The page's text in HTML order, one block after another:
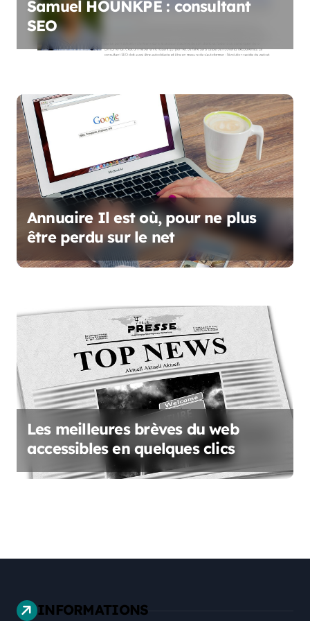
a
t
i
c
l
e
Samuel HOUNKPE : consultant
SEO
Annuaire Il est où, pour ne plus
être perdu sur le net
Les meilleures brèves du web
accessibles en quelques clics
INFORMATIONS